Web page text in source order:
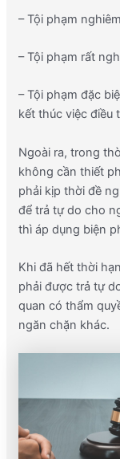
– Tội phạm
– Tội phạm rất
– Tội phạm đặc
kết thúc việc điều
Ngoài ra, trong
không cần thiết
phải kịp thời đề
để trả tự do cho
thì áp dụng biện
Khi đã hết thời
phải được trả tự
quan có thẩm
ngăn chặn khác.